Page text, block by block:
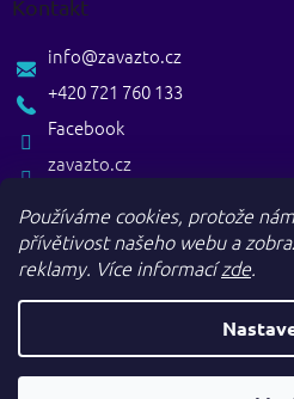
Používáme cookies, protože
přívětivost našeho webu a
reklamy. Více informacízde.
Kontakt
zavazto.cz
info@zavazto.cz
+420 721 760 133
Facebook
Vytvořil